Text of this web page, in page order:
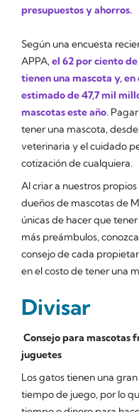
presupuestos y ahorros.
Según una encuesta
APPA,el 62 por ciento
tienen una mascota y,
estimado de 47,7 mil
mascotas este año.
tener una mascota,
veterinaria y el cuidado
cotización de cualquiera.
Al criar a nuestros
dueños de mascotas de
únicas de hacer que
más preámbulos,
consejo de cada
en el costo de tener una
Divisar
Consejo para mascotas
juguetes
Los gatos tienen una
tiempo de juego, por lo